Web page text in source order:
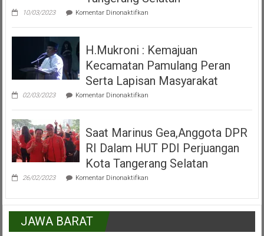
IKKSU
Pamulang
10/03/2023 Komentar Dinonaktifkanpada
Peresmian
Alun
Kecamatan
Pamulang
Tangerang
Selatan
H.Mukroni : Kemajuan
Kecamatan Pamulang Peran
Serta Lapisan Masyarakat
02/03/2023 Komentar Dinonaktifkanpada
:
Kecamatan
Pamulang
Peran
Lapisan
Masyarakat
Saat Marinus Gea,Anggota DPR
RI Dalam HUT PDI Perjuangan
Kota Tangerang Selatan
26/02/2023 Komentar Dinonaktifkanpada
Gea,Anggota
DPR
Dalam
JAWA BARAT